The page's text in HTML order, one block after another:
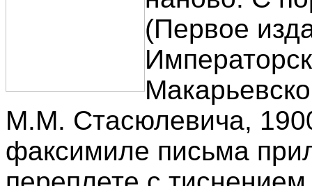
(Первое
М.М. Стасюлевича,
факсимиле письма